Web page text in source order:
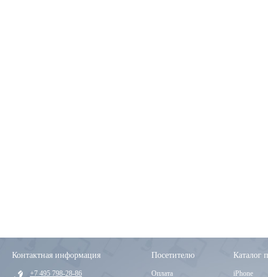
Контактная информация
+7 495 798-28-86
Посетителю
Оплата
Каталог
iPhone